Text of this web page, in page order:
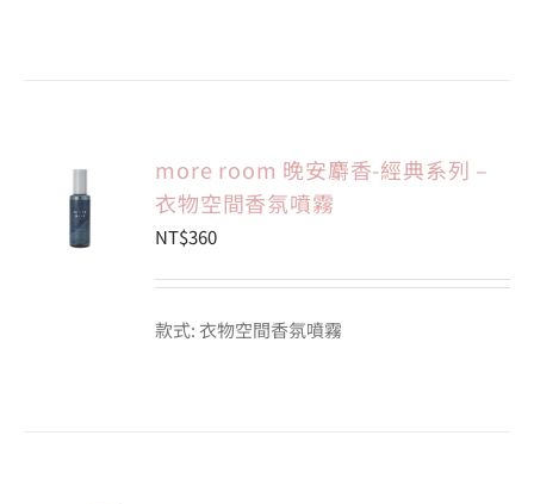
加入購
物車
more room 晚安麝香-經典系列 –
衣物空間香氛噴霧
NT$360
款式: 衣物空間香氛噴霧